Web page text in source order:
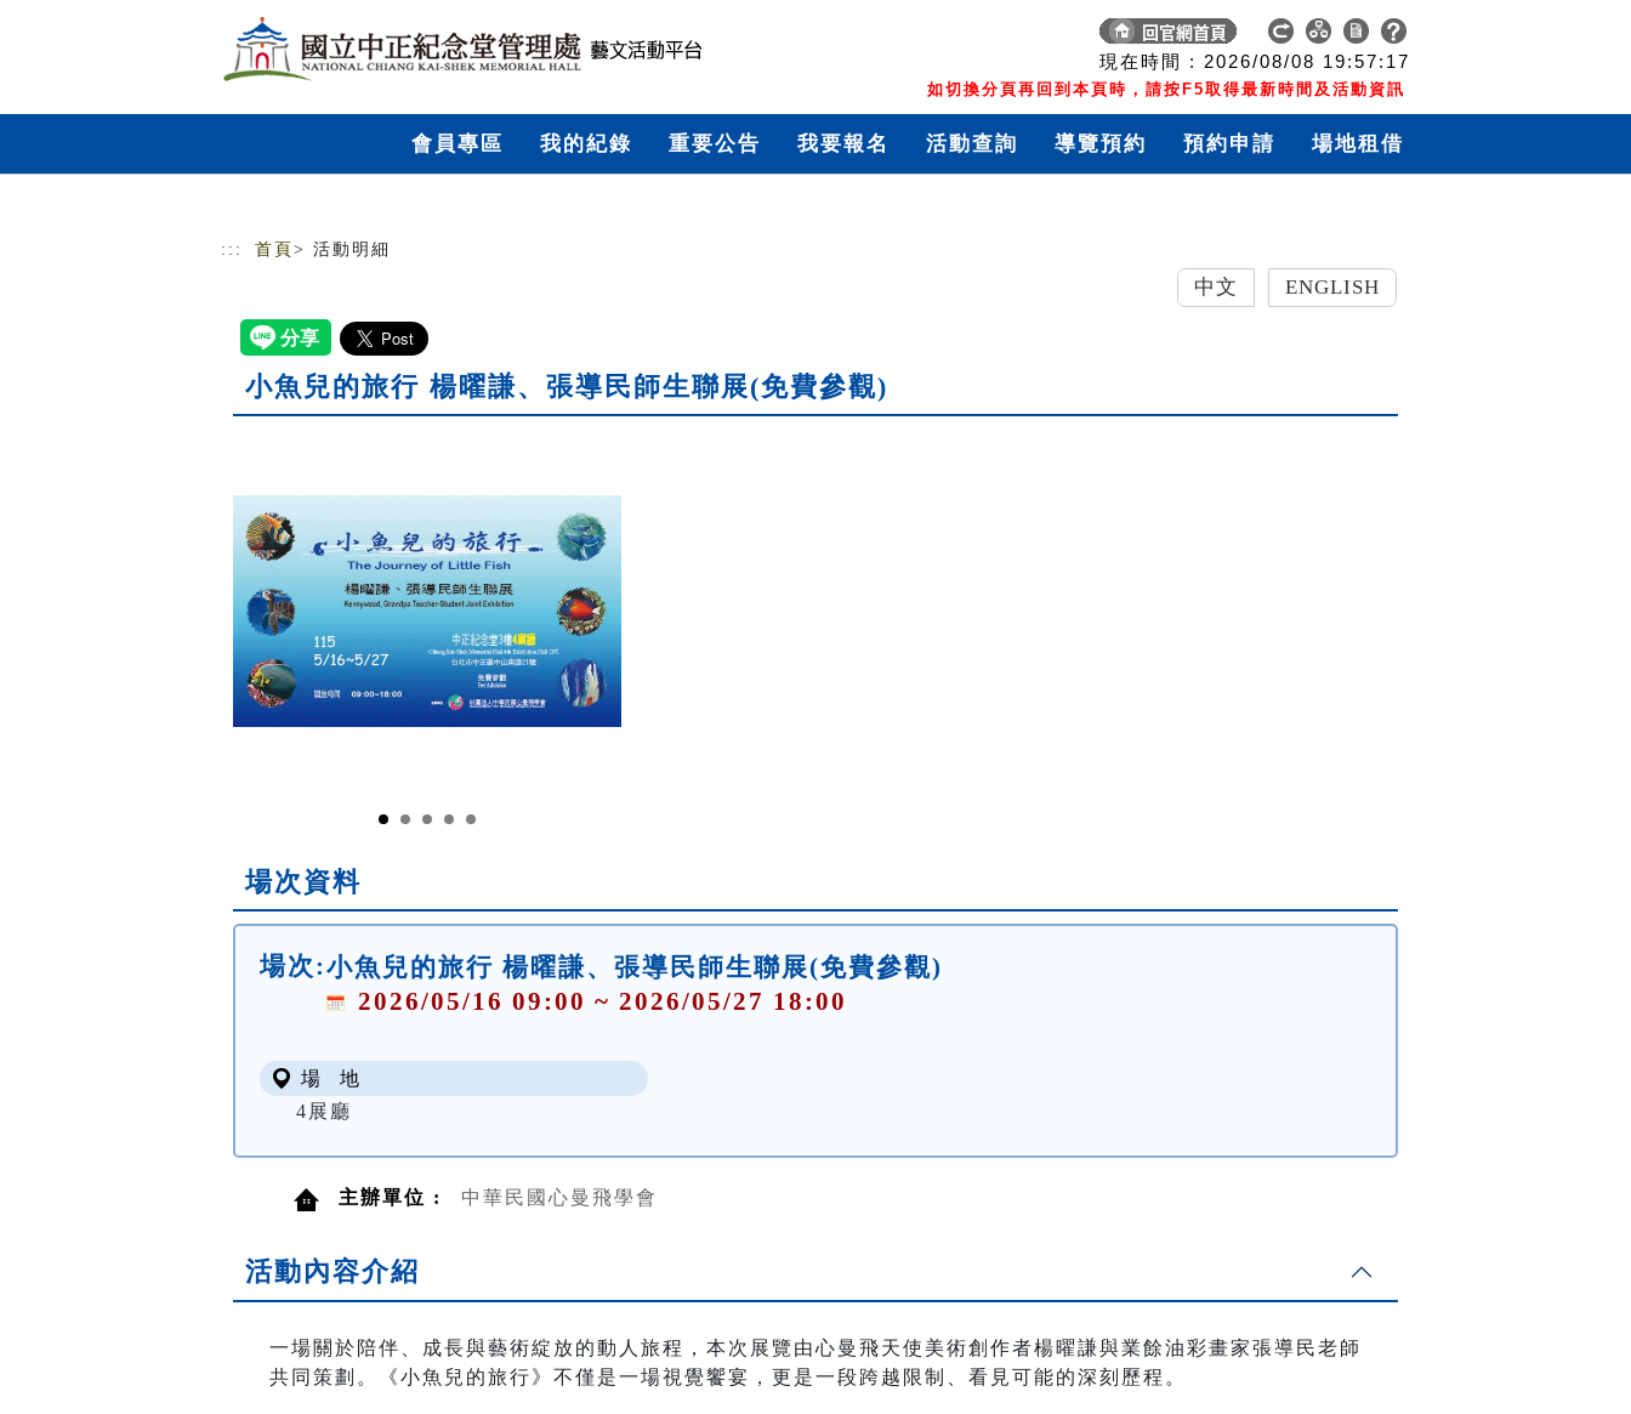
現在時間 : 2026/08/08 19:57:18
如切換分頁再回到本頁時，請按F5取得最新時間及活動資訊
會員專區 我的紀錄 重要公告 我要報名 活動查詢 導覽預約 預約申請 場地租借
::: 首頁 > 活動明細
ENGLISH
小魚兒的旅行 楊曜謙、張導民師生聯展(免費參觀)
場次資料
場次:小魚兒的旅行 楊曜謙、張導民師生聯展(免費參觀)
2026/05/16 09:00 ~ 2026/05/27 18:00
場 地
4展廳
主辦單位 : 中華民國心曼飛學會
活動內容介紹
一場關於陪伴、成長與藝術綻放的動人旅程，本次展覽由心曼飛天使美術創作者楊曜謙與業餘油彩畫家張導民老師
共同策劃。《小魚兒的旅行》不僅是一場視覺饗宴，更是一段跨越限制、看見可能的深刻歷程。